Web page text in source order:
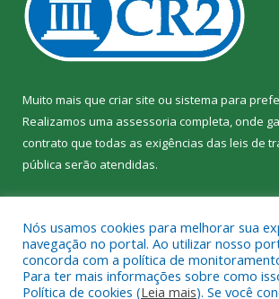
Muito mais que criar site ou sistema para
Realizamos uma assessoria completa, onde
contrato que todas as exigências das leis de
pública serão atendidas.
Nós usamos cookies para melhorar sua
navegação no portal. Ao utilizar nosso
concorda com a política de
Para ter mais informações sobre como
Política de cookies (Leia mais). Se você